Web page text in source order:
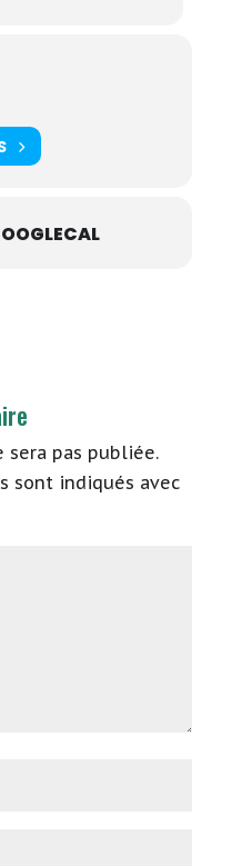
sera pas publiée.
sont indiqués avec